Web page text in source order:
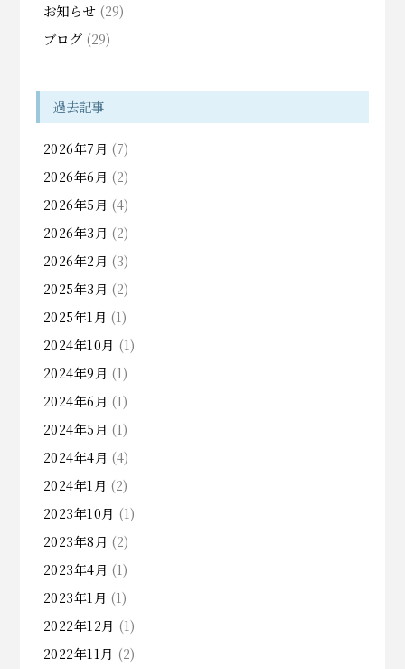
お知らせ(29)
ブログ (29)
過去記事
2026年7月 (7)
2026年6月 (2)
2026年5月 (4)
2026年3月 (2)
2026年2月 (3)
2025年3月 (2)
2025年1月 (1)
2024年10月 (1)
2024年9月 (1)
2024年6月 (1)
2024年5月 (1)
2024年4月 (4)
2024年1月 (2)
2023年10月 (1)
2023年8月 (2)
2023年4月 (1)
2023年1月 (1)
2022年12月 (1)
2022年11月 (2)